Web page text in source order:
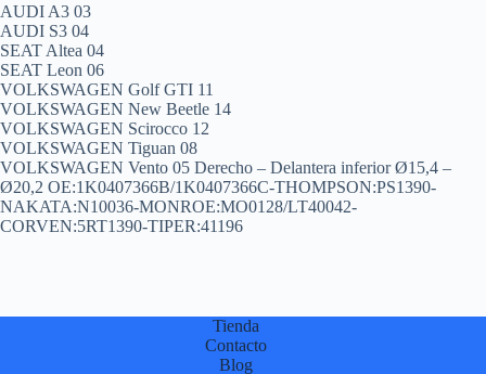
AUDI A3 03
AUDI S3 04
SEAT Altea 04
SEAT Leon 06
VOLKSWAGEN Golf GTI 11
VOLKSWAGEN New Beetle 14
VOLKSWAGEN Scirocco 12
VOLKSWAGEN Tiguan 08
VOLKSWAGEN Vento 05 Derecho – Delantera inferior Ø15,4 –
Ø20,2 OE:1K0407366B/1K0407366C-THOMPSON:PS1390-
NAKATA:N10036-MONROE:MO0128/LT40042-
CORVEN:5RT1390-TIPER:41196
Tienda
Contacto
Blog